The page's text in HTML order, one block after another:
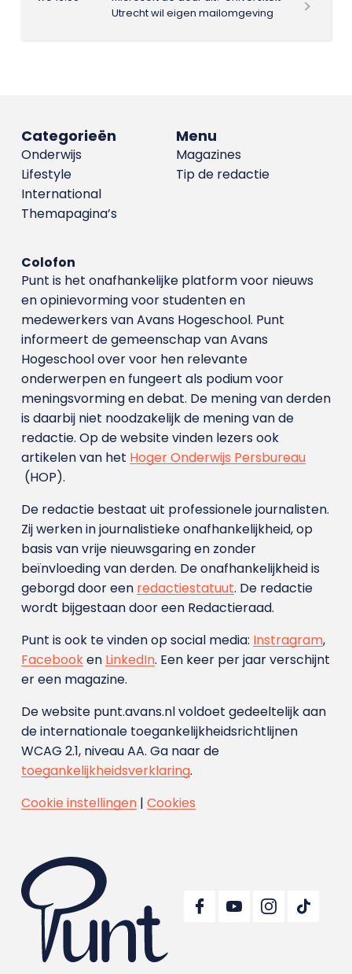
Utrecht wil eigen mailomgeving
Menu
Magazines
Tip de redactie
Categorieën
Onderwijs
Lifestyle
International
Themapagina’s
Colofon
Punt is het onafhankelijke platform voor nieuws
en opinievorming voor studenten en
medewerkers van Avans Hoge­school. Punt
informeert de gemeenschap van Avans
Hogeschool over voor hen relevante
onderwerpen en fungeert als podium voor
meningsvorming en debat. De mening van derden
is daarbij niet noodzakelijk de mening van de
redactie. Op de website vinden lezers ook
artikelen van het Hoger Onderwijs Persbureau
(HOP).
De redactie bestaat uit professionele journalisten.
Zij werken in journalistieke onafhankelijkheid, op
basis van vrije nieuwsgaring en zonder
beïnvloeding van derden. De onafhankelijkheid is
geborgd door een redactiestatuut. De redactie
wordt bijgestaan door een Redactieraad.
Punt is ook te vinden op social media: Instragram,
Facebooken LinkedIn. Een keer per jaar verschijnt
er een magazine.
De website punt.avans.nl voldoet gedeeltelijk aan
de internationale toegankelijkheidsrichtlijnen
WCAG 2.1, niveau AA. Ga naar de
toegankelijkheidsverklaring.
Cookie instellingen| Cookies